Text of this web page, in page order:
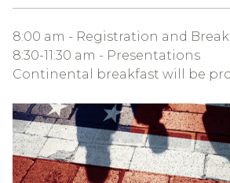
8:00 am - Registration and
8:30-11:30 am - Presentations
Continental breakfast will be